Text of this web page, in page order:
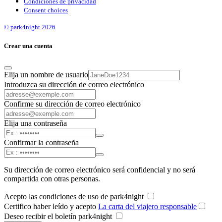
Consent choices
© park4night 2026
Crear una cuenta
Elija un nombre de usuario
Introduzca su dirección de correo electrónico
Confirme su dirección de correo electrónico
Elija una contraseña
Confirmar la contraseña
Su dirección de correo electrónico será confidencial y no será
compartida con otras personas.
Acepto las condiciones de uso de park4night
Certifico haber leído y acepto La carta del viajero responsable
Deseo recibir el boletín park4night